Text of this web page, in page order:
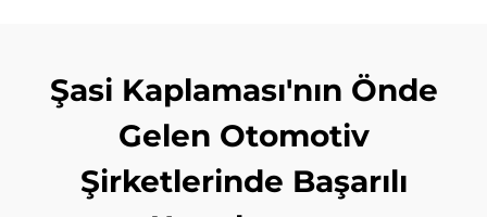
Şasi Kaplaması'nın Önde
Gelen Otomotiv
Şirketlerinde Başarılı